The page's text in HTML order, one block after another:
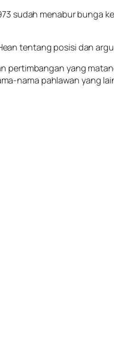
sudah menabur bunga
tentang posisi dan
pertimbangan yang
nama pahlawan yang